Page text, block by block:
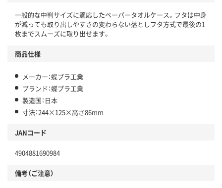
一般的な中判サイズに適応したペーパータオルケース。フタは中身
が減っても取り出しやすさの変わらない落としフタ方式で最後の1
枚までスムーズに取り出せます。
商品仕様
メーカー：蝶プラ工業
ブランド：蝶プラ工業
製造国：日本
寸法：244×125×高さ86mm
JANコード
4904881690984
備考（ご注意）